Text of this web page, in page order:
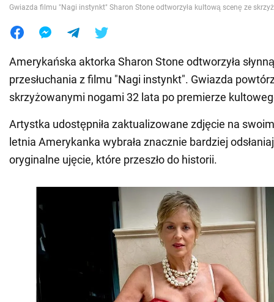
Gwiazda filmu "Nagi instynkt" Sharon Stone odtworzyła kultową scenę ze
Amerykańska aktorka Sharon Stone odtworzyła
przesłuchania z filmu "Nagi instynkt". Gwiazda
skrzyżowanymi nogami 32 lata po premierze
Artystka udostępniła zaktualizowane zdjęcie na
letnia Amerykanka wybrała znacznie bardziej
oryginalne ujęcie, które przeszło do historii.